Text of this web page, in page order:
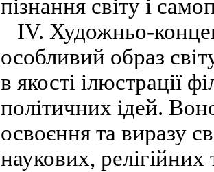
пізнання світу і
IV. Художньо-
особливий образ
в якості ілюстрації
політичних ідей.
освоєння та виразу
наукових,